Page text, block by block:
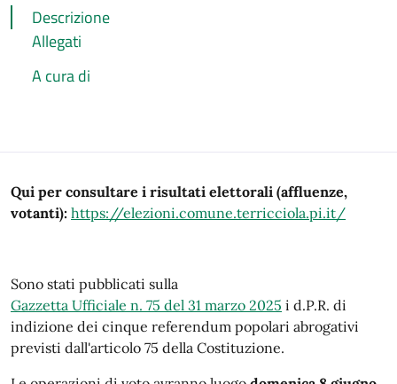
Descrizione
Allegati
A cura di
Descrizione
Qui per consultare i risultati elettorali (affluenze,
votanti): https://elezioni.comune.terricciola.pi.it/
Sono stati pubblicati sulla
Gazzetta Ufficiale n. 75 del 31 marzo 2025 i d.P.R. di
indizione dei cinque referendum popolari abrogativi
previsti dall'articolo 75 della Costituzione.